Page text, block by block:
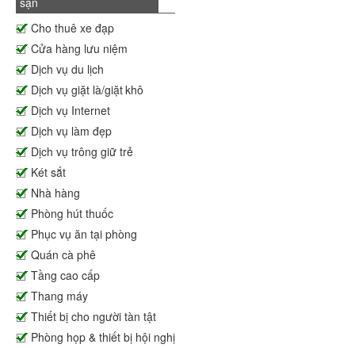
Cho thuê xe đạp
Cửa hàng lưu niệm
Dịch vụ du lịch
Dịch vụ giặt là/giặt khô
Dịch vụ Internet
Dịch vụ làm đẹp
Dịch vụ trông giữ trẻ
Két sắt
Nhà hàng
Phòng hút thuốc
Phục vụ ăn tại phòng
Quán cà phê
Tầng cao cấp
Thang máy
Thiết bị cho người tàn tật
Phòng họp & thiết bị hội nghị